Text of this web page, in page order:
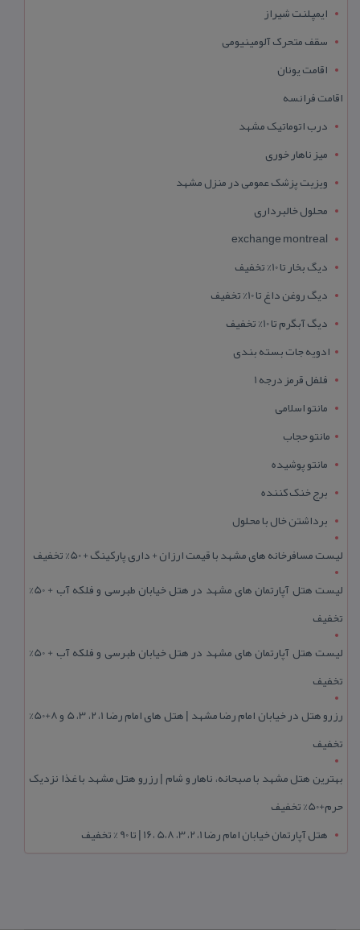
ایمپلنت شیراز
سقف متحرک آلومینیومی
اقامت یونان
اقامت فرانسه
درب اتوماتیک مشهد
میز ناهار خوری
ویزیت پزشک عمومی در منزل مشهد
محلول خالبرداری
exchange montreal
دیگ بخار تا 10% تخفیف
دیگ روغن داغ تا 10% تخفیف
دیگ آبگرم تا 10% تخفیف
ادویه جات بسته بندی
فلفل قرمز درجه 1
مانتو اسلامی
مانتو حجاب
مانتو پوشیده
برج خنک کننده
برداشتن خال با محلول
لیست مسافرخانه های مشهد با قیمت ارزان + داری پارکینگ + 50% تخفیف
لیست هتل آپارتمان های مشهد در هتل خیابان طبرسی و فلکه آب + 50%
تخفیف
لیست هتل آپارتمان های مشهد در هتل خیابان طبرسی و فلکه آب + 50%
تخفیف
رزرو هتل در خیابان امام رضا مشهد | هتل‌ های امام رضا 1، 2، 3، 5 و 8+50%
تخفیف
بهترین هتل مشهد با صبحانه، ناهار و شام | رزرو هتل مشهد با غذا نزدیک
حرم+50% تخفیف
هتل آپارتمان خیابان امام رضا 1، 2، 3، 5،8 ،16 | تا 90 % تخفیف